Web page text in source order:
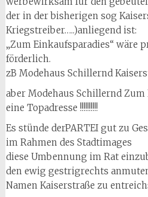
der in der bisherigen sog
Kriegstreiber…..)anliegend ist:
„Zum Einkaufsparadies“ wäre
förderlich.
zB Modehaus Schillernd
aber Modehaus Schillernd Zum
eine Topadresse !!!!!!!!!!
Es stünde derPARTEI gut zu
im Rahmen des Stadtimages
diese Umbennung im Rat
den ewig gestrigrechts
Namen Kaiserstraße zu